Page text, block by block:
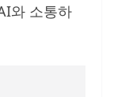
와 소통하